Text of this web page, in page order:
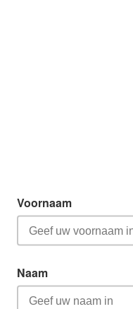
Voornaam
Naam